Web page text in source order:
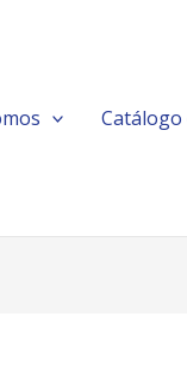
Catálogo